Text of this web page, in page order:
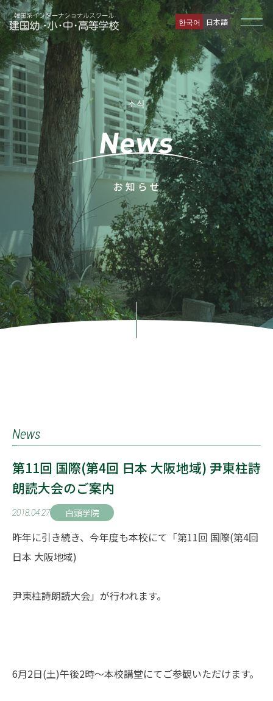
한국어 日本語
News
第11回 国際(第4回 日本 大阪地域) 尹東柱詩
朗読大会のご案内
2018.04.27 白頭学院
昨年に引き続き、今年度も本校にて「第11回 国際(第4回
日本 大阪地域)
尹東柱詩朗読大会」が行われます。
6月2日(土)午後2時～本校講堂にてご参観いただけます。